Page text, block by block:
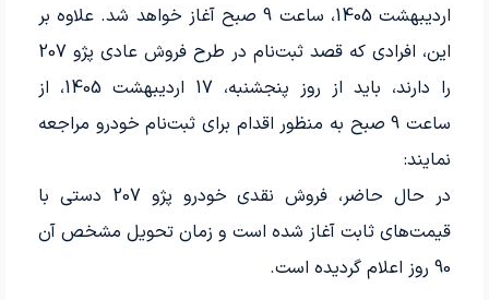
اردیبهشت 1405، ساعت 9 صبح آغاز خواهد شد. علاوه بر
این، افرادی که قصد ثبت‌نام در طرح فروش عادی پژو 207
را دارند، باید از روز پنجشنبه، 17 اردیبهشت 1405، از
ساعت 9 صبح به منظور اقدام برای ثبت‌نام خودرو مراجعه
نمایند:
در حال حاضر، فروش نقدی خودرو پژو 207 دستی با
قیمت‌های ثابت آغاز شده است و زمان تحویل مشخص آن
90 روز اعلام گردیده است.